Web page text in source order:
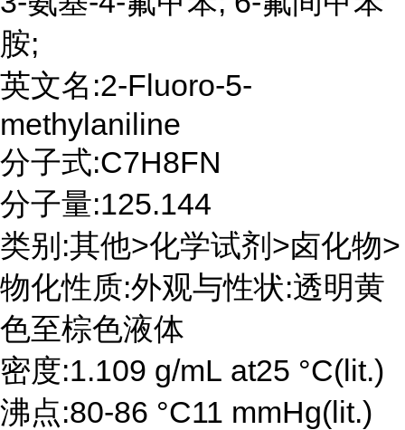
胺;
英文名:2-Fluoro-5-
methylaniline
分子式:C7H8FN
分子量:125.144
类别:其他>化学试剂>卤化物>
物化性质:外观与性状:透明黄
色至棕色液体
密度:1.109 g/mL at25 °C(lit.)
沸点:80-86 °C11 mmHg(lit.)